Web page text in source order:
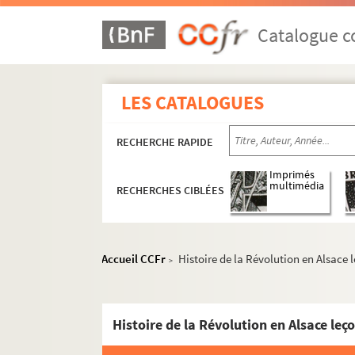
Catalogue
LES CATALOGUES
RECHERCHE RAPIDE
RECHERCHES CIBLÉES
Imprimés
multimédia
Accueil CCFr > Histoire de la Révolution en Alsace
Histoire de la Révolution en Alsace